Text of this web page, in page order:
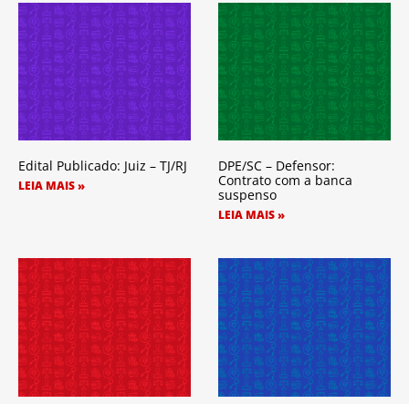
Edital Publicado: Juiz – TJ/RJ
LEIA MAIS »
DPE/SC – Defensor:
Contrato com a banca
suspenso
LEIA MAIS »